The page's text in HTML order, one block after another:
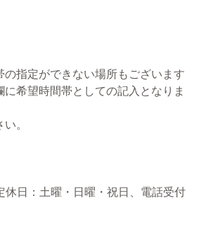
指定ができない場所もございます
希望時間帯としての記入となりま
。
休日：土曜・日曜・祝日、電話受付